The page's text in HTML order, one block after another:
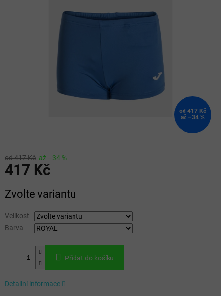
hvězdiček.
od 417 Kč
až –34 %
od 417 Kč až –34 %
417 Kč
cena:
Zvolte variantu
Velikost
Barva
Přidat do košíku
Detailní informace